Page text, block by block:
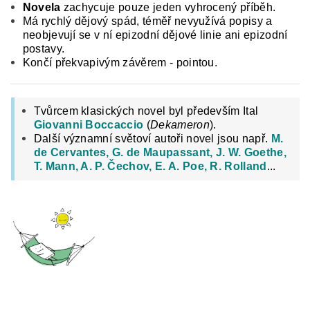
Novela zachycuje pouze jeden vyhrocený příběh.
Má rychlý dějový spád, téměř nevyužívá popisy a
neobjevují se v ní epizodní dějové linie ani epizodní
postavy.
Končí překvapivým závěrem - pointou.
Tvůrcem klasických novel byl především Ital
Giovanni Boccaccio (Dekameron).
Další významní světoví autoři novel jsou např. M.
de Cervantes, G. de Maupassant, J. W. Goethe,
T. Mann, A. P. Čechov, E. A. Poe, R. Rolland ...